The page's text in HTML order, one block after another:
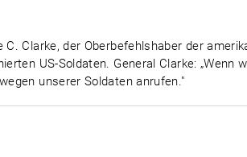
Clarke, der Oberbefehlshaber der
US-Soldaten. General Clarke: „Wenn
unserer Soldaten anrufen."